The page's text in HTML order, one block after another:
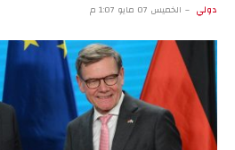
دولي الخميس 07 مايو 1:07 م